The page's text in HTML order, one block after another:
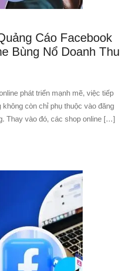
Cáo Facebook
Bùng Nổ Doanh Thu
phát triển mạnh mẽ, việc tiếp
còn chỉ phụ thuộc vào đăng
Thay vào đó, các shop online […]